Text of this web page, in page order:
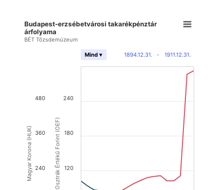
Osztrák Értékű Forint (OEF)
Magyar Korona (HUK)
Budapest-erzsébetvárosi takarékpénztár
árfolyama
BÉT Tőzsdemúzeum
1894.12.31. - 1911.12.31.
Mind ▾
120
180
240
240
360
480